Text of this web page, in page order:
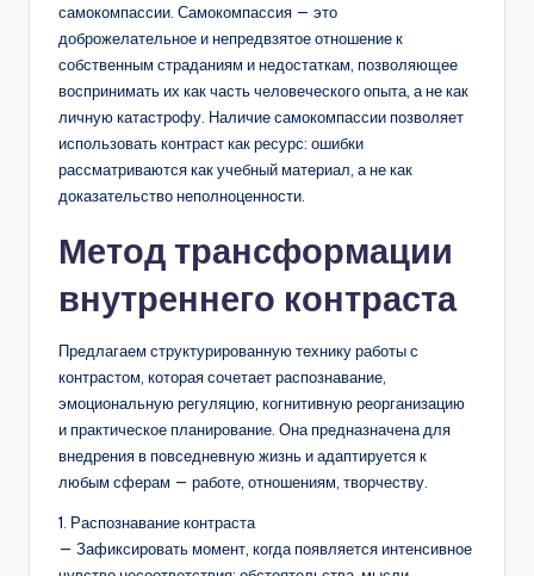
самокомпассии. Самокомпассия — это
доброжелательное и непредвзятое отношение к
собственным страданиям и недостаткам, позволяющее
воспринимать их как часть человеческого опыта, а не как
личную катастрофу. Наличие самокомпассии позволяет
использовать контраст как ресурс: ошибки
рассматриваются как учебный материал, а не как
доказательство неполноценности.
Метод трансформации
внутреннего контраста
Предлагаем структурированную технику работы с
контрастом, которая сочетает распознавание,
эмоциональную регуляцию, когнитивную реорганизацию
и практическое планирование. Она предназначена для
внедрения в повседневную жизнь и адаптируется к
любым сферам — работе, отношениям, творчеству.
1. Распознавание контраста
— Зафиксировать момент, когда появляется интенсивное